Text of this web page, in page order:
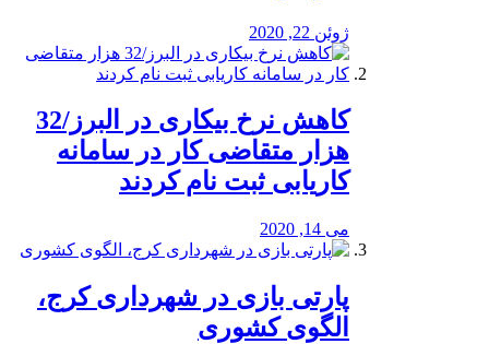
ژوئن 22, 2020
کاهش نرخ بیکاری در البرز/32
هزار متقاضی کار در سامانه
کاریابی ثبت نام کردند
می 14, 2020
پارتی بازی در شهرداری کرج،
الگوی کشوری